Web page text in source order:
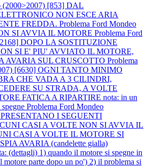
(2000>2007) [853] DAL
NON ESCE ARIA
FREDDA. Problema Ford Mondeo
SI AVVIA IL MOTORE Problema Ford
DOPO LA SOSTITUZIONE
SI E' PIU' AVVIATO IL MOTORE,
AVARIA SUL CRUSCOTTO Problema
[6630] OGNI TANTO MINIMO
CHE VADA A 3 CILINDRI,
SU STRADA, A VOLTE
FATICA A RIPARTIRE nota: in un
Problema Ford Mondeo
I SEGUENTI
CASI A VOLTE NON SI AVVIA IL
CASI A VOLTE IL MOTORE SI
AVARIA (candelette gialla)
(dettagli) 1) quando il motore si spegne in
motore parte dopo un po') 2) il problema si